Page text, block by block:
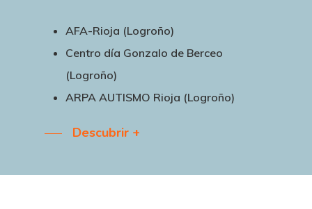
AFA-Rioja (Logroño)
Centro día Gonzalo de Berceo
(Logroño)
ARPA AUTISMO Rioja (Logroño)
Descubrir +